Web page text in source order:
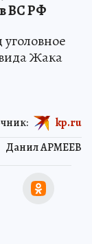
ВС РФ
Жака
Данил АРМЕЕВ
kp.ru